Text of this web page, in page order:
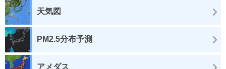
天気図
PM2.5分布予測
アメダス